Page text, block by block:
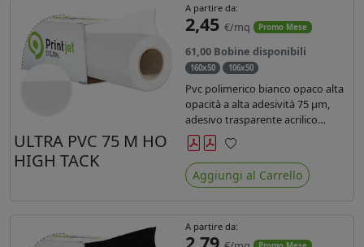
ULTRA PVC 75 M HO
HIGH TACK
A partire da:
2,45 €/mq Promo Mese
61,00 Bobine disponibili
160x50 106x50
Pvc polimerico bianco opaco alta
opacità a alta adesività 75 µm,
adesivo trasparente acrilico
hotmelt permanente, durata 5-7
anni liner 140gr PE su entrambi
lati. Dotato di certificato ignifugo
Bs1d0.
Preferiti
Aggiungi al Carrello
A partire da: